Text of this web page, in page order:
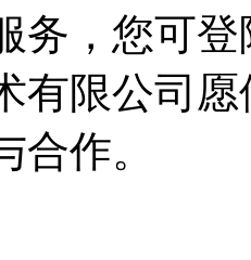
务，您可登
有限公司
合作。